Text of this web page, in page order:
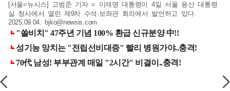
[서울=뉴시스] 고범준 기자 = 이재명 대통령이 4일 서울 용산 대통령
실 청사에서 열린 제9차 수석·보좌관 회의에서 발언하고 있다.
2025.09.04. bjko@newsis.com